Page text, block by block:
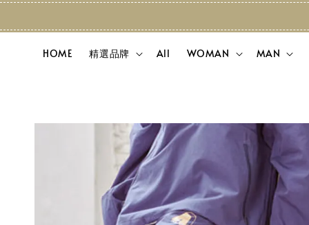
HOME 精選品牌 All WOMAN MAN